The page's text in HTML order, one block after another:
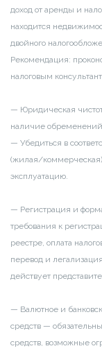
доход от аренды и
находится
двойного
Рекомендация:
налоговым
— Юридическая
наличие обременений,
— Убедиться в
(жилая/
эксплуатацию.
— Регистрация и
требования к
реестре, оплатa
перевод и
действует
— Валютное и
средств —
средств, возможные